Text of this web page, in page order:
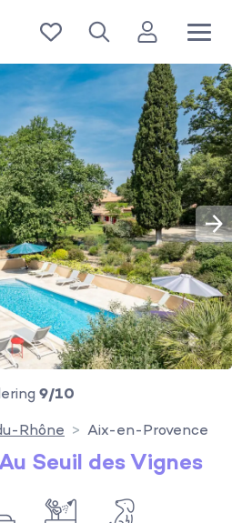
9/10
Rhône Aix-en-Provence
Seuil des Vignes